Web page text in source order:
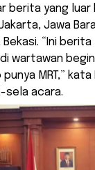
berita yang luar
Jawa
“Ini berita
wartawan
MRT,” kata
sela acara.